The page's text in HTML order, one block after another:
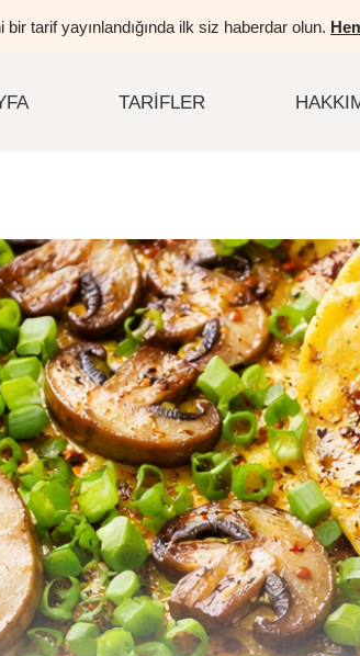
bir tarif yayınlandığında ilk siz haberdar olun.
TARIFLER